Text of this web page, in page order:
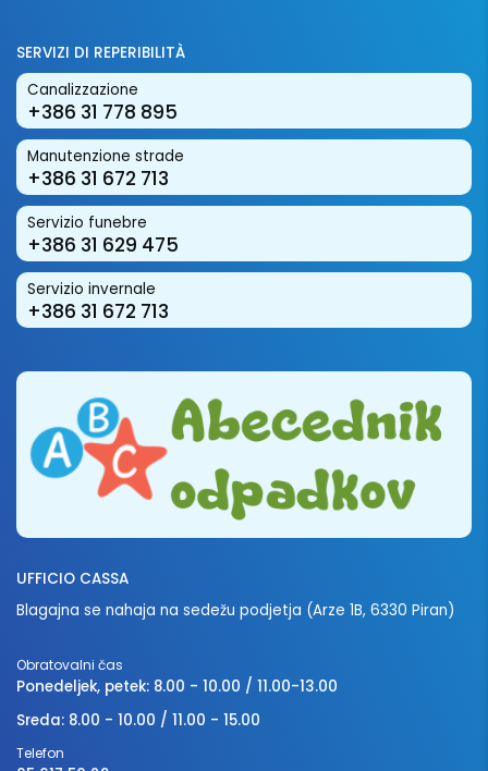
SERVIZI DI REPERIBILITÀ
Canalizzazione
+386 31 778 895
Manutenzione strade
+386 31 672 713
Servizio funebre
+386 31 629 475
Servizio invernale
+386 31 672 713
UFFICIO CASSA
Blagajna se nahaja na sedežu podjetja (Arze 1B, 6330 Piran)
Obratovalni čas
Ponedeljek, petek: 8.00 - 10.00 / 11.00-13.00
Sreda: 8.00 - 10.00 / 11.00 - 15.00
Telefon